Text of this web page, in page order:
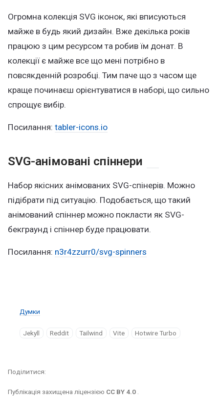
Огромна колекція SVG іконок, які вписуються
майже в будь який дизайн. Вже декілька років
працюю з цим ресурсом та робив їм донат. В
колекції є майже все що мені потрібно в
повсякденній розробці. Тим паче що з часом ще
краще починаєш орієнтуватися в наборі, що сильно
спрощує вибір.
Посилання: tabler-icons.io
SVG-анімовані спіннери
Набор якісних анімованих SVG-спінерів. Можно
підібрати під ситуацію. Подобається, що такий
анімований спіннер можно покласти як SVG-
бекграунд і спіннер буде працювати.
Посилання: n3r4zzurr0/svg-spinners
Думки
Jekyll Reddit Tailwind Vite Hotwire Turbo
Публікація захищена ліцензією CC BY 4.0
Поділитися